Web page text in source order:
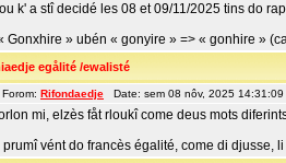
k' a stî decidé les 08 et 09/11/2025 tins do
Gonxhire » ubén « gonyire » => « gonhire »
egålité /ewalisté
Forom: Rifondaedje Date: sem 08 nôv, 2025
mi, elzès fåt rloukî come deus mots
prumî vént do francès égalité, come di djusse,